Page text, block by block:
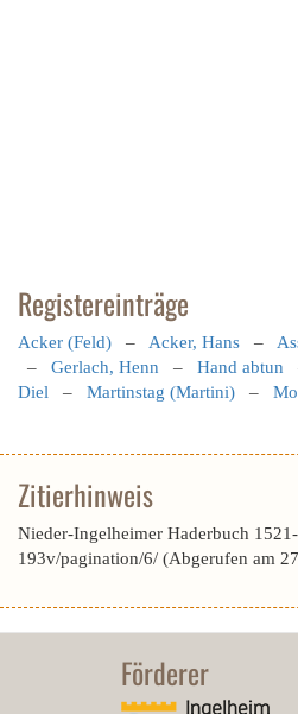
Registereinträge
Acker (Feld) – Acker, Hans –
– Gerlach, Henn – Hand abtun
Diel – Martinstag (Martini) –
Zitierhinweis
Nieder-Ingelheimer Haderbuch
193v/pagination/6/ (Abgerufen am
Förderer